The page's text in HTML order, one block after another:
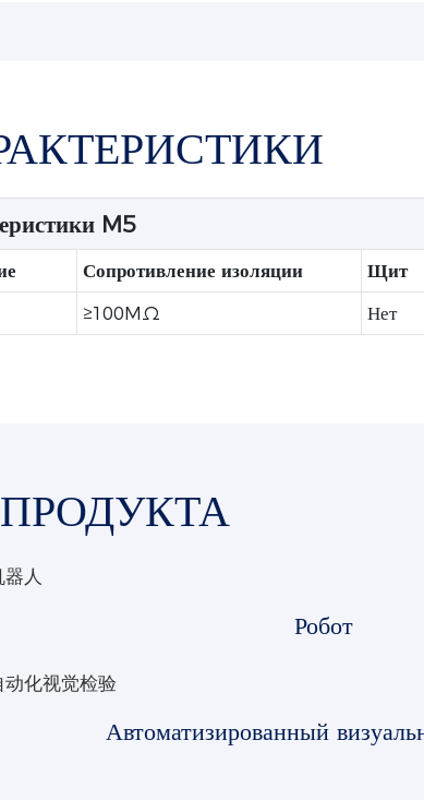
M5
Сопротивление изоляции Щит
≥100MΩ Нет
Робот
Автоматизированный